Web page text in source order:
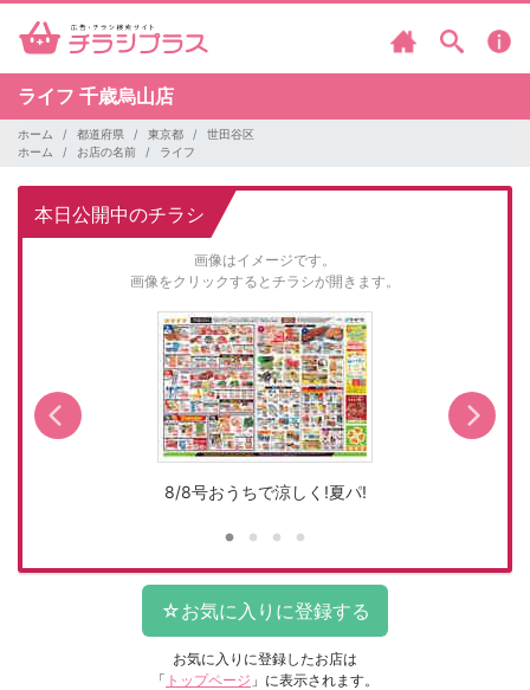
ライフ 千歳烏山店
ホーム 都道府県 東京都
世田谷区
ホーム
お店の名前 ライフ
本日公開中のチラシ
画像はイメージです。
画像をクリックするとチラシが開きます。
8/8号おうちで涼しく!夏パ!
お気に入りに登録したお店は
「 トップページ 」に表示されます。